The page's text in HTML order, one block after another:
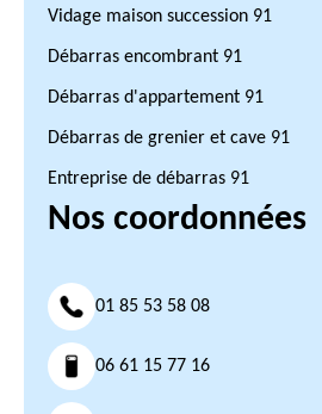
Vidage maison succession 91
Débarras encombrant 91
Débarras d'appartement 91
Débarras de grenier et cave 91
Entreprise de débarras 91
Nos coordonnées
01 85 53 58 08
06 61 15 77 16